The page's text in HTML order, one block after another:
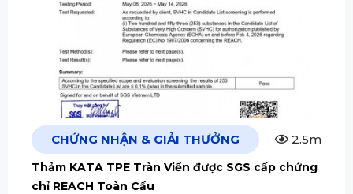
CHỨNG NHẬN & GIẢI THƯỞNG 2.5m
Thảm KATA TPE Tràn Viền được SGS cấp chứng
chỉ REACH Toàn Cầu